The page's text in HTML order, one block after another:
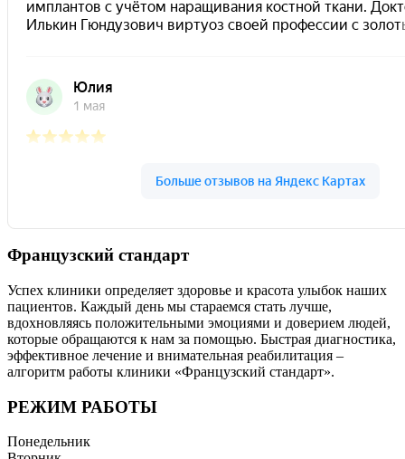
Французский стандарт
Успех клиники определяет здоровье и красота улыбок наших
пациентов. Каждый день мы стараемся стать лучше,
вдохновляясь положительными эмоциями и доверием людей,
которые обращаются к нам за помощью. Быстрая диагностика,
эффективное лечение и внимательная реабилитация –
алгоритм работы клиники «Французский стандарт».
РЕЖИМ РАБОТЫ
Понедельник